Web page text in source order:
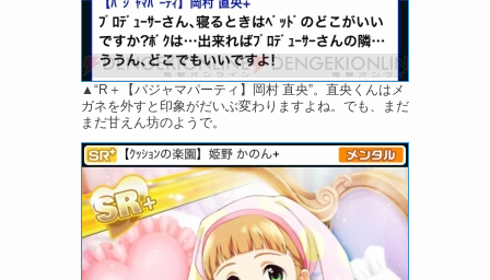
▲“R＋【パジャマパーティ】岡村 直央”。直央くんはメ
ガネを外すと印象がだいぶ変わりますよね。でも、まだ
まだ甘えん坊のようで。